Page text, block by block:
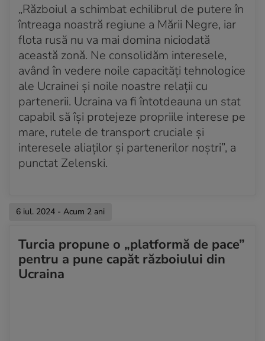
„Războiul a schimbat echilibrul de putere în
întreaga noastră regiune a Mării Negre, iar
flota rusă nu va mai domina niciodată
această zonă. Ne consolidăm interesele,
având în vedere noile capacități tehnologice
ale Ucrainei și noile noastre relații cu
partenerii. Ucraina va fi întotdeauna un stat
capabil să își protejeze propriile interese pe
mare, rutele de transport cruciale și
interesele aliaților și partenerilor noștri”, a
punctat Zelenski.
6 iul. 2024 - Acum 2 ani
Turcia propune o „platformă de pace”
pentru a pune capăt războiului din
Ucraina